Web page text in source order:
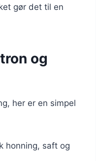
gør det til en
og
her er en simpel
honning, saft og